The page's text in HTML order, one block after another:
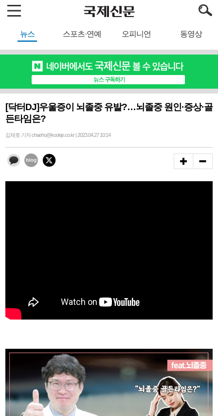
뉴스 스포츠·연예 오피니언 동영상
[닥터DJ]우울증이 뇌졸중 유발?…뇌졸중 원인·증상·골
든타임은?
김채호 기자 chaeho@kookje.co.kr | 2023.04.27 10:14